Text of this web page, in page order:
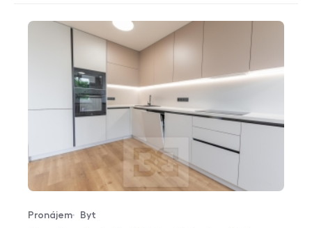
Typ nabídky
Pronájem
Typ nemovitosti
Byt